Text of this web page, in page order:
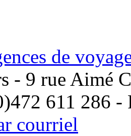
de
- 9 rue Aimé
611 286
courriel